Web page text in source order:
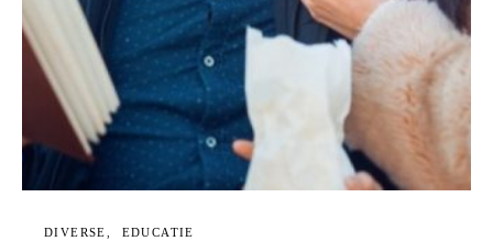
DIVERSE EDUCATIE